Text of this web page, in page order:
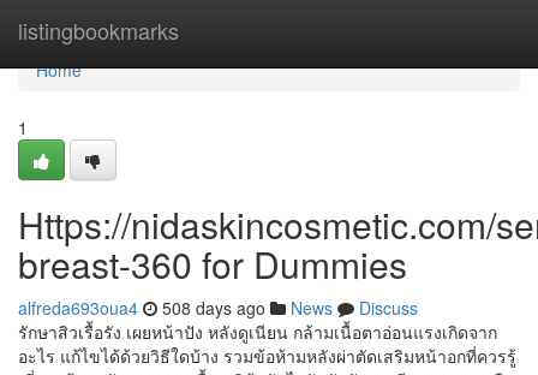
listingbookmarks
Home
Home
1
Https://nidaskincosmetic.com/
breast-360 for Dummies
alfreda693oua4 508 days ago News
Discuss
รักษาสิวเรื้อรัง เผยหน้าปัง หลังดูเนียน กล้ามเนื้อตาอ่อนแรงเกิดจาก
อะไร แก้ไขได้ด้วยวิธีใดบ้าง รวมข้อห้ามหลังผ่าตัดเสริมหน้าอกที่ควรรู้